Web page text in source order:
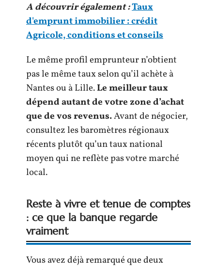
A découvrir également :Taux
d'emprunt immobilier : crédit
Agricole, conditions et conseils
Le même profil emprunteur n’obtient
pas le même taux selon qu’il achète à
Nantes ou à Lille.Le meilleur taux
dépend autant de votre zone d’achat
que de vos revenus.Avant de négocier,
consultez les baromètres régionaux
récents plutôt qu’un taux national
moyen qui ne reflète pas votre marché
local.
Reste à vivre et tenue de comptes
: ce que la banque regarde
vraiment
Vous avez déjà remarqué que deux